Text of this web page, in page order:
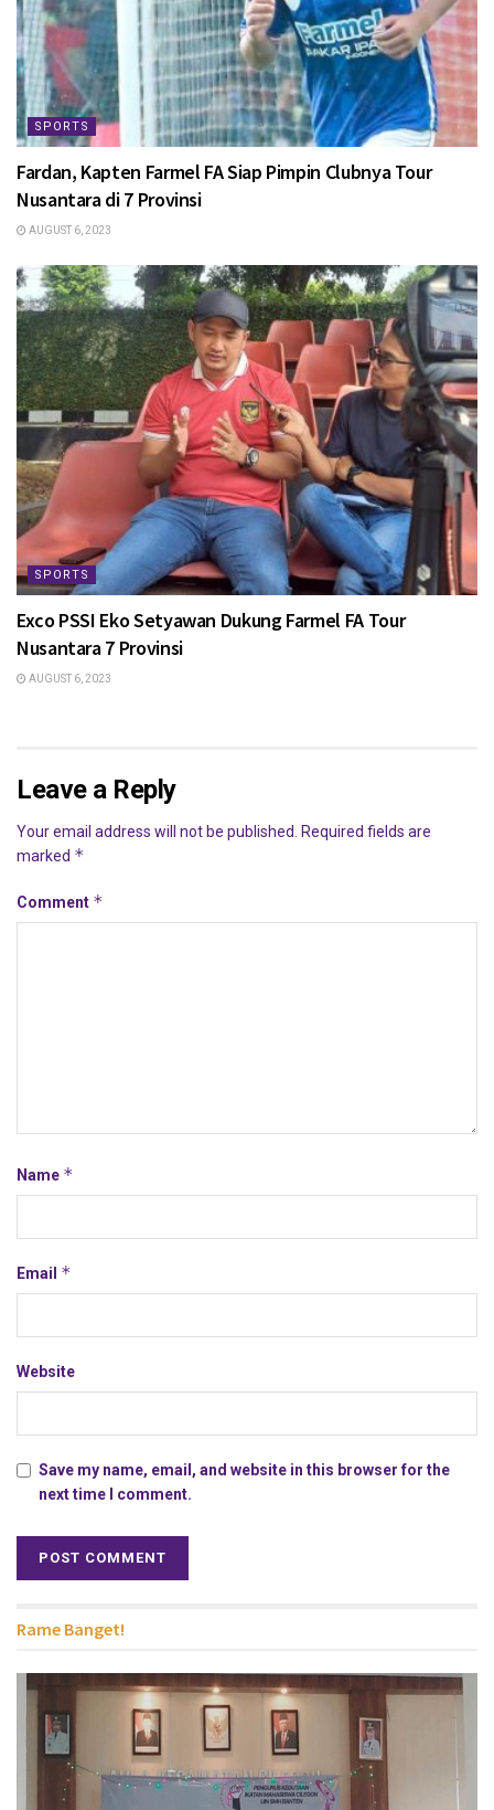
SPORTS
Fardan, Kapten Farmel FA Siap Pimpin Clubnya Tour
Nusantara di 7 Provinsi
AUGUST 6, 2023
SPORTS
Exco PSSI Eko Setyawan Dukung Farmel FA Tour
Nusantara 7 Provinsi
AUGUST 6, 2023
Leave a Reply
Your email address will not be published.
Required fields are
marked *
Comment *
Name *
Email *
Website
Save my name, email, and website in this browser for the
next time I comment.
Rame Banget!